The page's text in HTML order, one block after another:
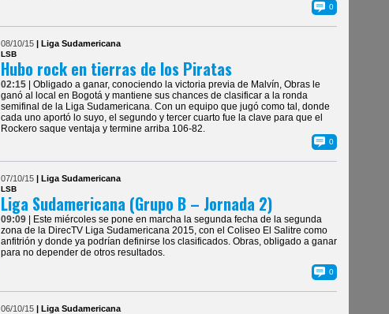
0
08/10/15 | Liga Sudamericana
LSB
Hubo rock en tierras de los Piratas
02:15
| Obligado a ganar, conociendo la victoria previa de Malvín, Obras le
ganó al local en Bogotá y mantiene sus chances de clasificar a la ronda
semifinal de la Liga Sudamericana. Con un equipo que jugó como tal, donde
cada uno aportó lo suyo, el segundo y tercer cuarto fue la clave para que el
Rockero saque ventaja y termine arriba 106-82.
0
07/10/15 | Liga Sudamericana
LSB
Liga Sudamericana (Grupo B – Jornada 2)
09:09
| Este miércoles se pone en marcha la segunda fecha de la segunda
zona de la DirecTV Liga Sudamericana 2015, con el Coliseo El Salitre como
anfitrión y donde ya podrían definirse los clasificados. Obras, obligado a ganar
para no depender de otros resultados.
0
06/10/15 | Liga Sudamericana